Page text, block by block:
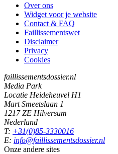
Over ons
Widget voor je website
Contact & FAQ
Faillissementswet
Disclaimer
Privacy
Cookies
faillissementsdossier.nl
Media Park
Locatie Heideheuvel H1
Mart Smeetslaan 1
1217 ZE Hilversum
Nederland
T: +31(0)85-3330016
E: info@faillissementsdossier.nl
Onze andere sites